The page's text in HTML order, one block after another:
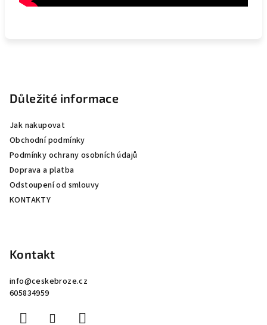
Důležité informace
Jak nakupovat
Obchodní podmínky
Podmínky ochrany osobních údajů
Doprava a platba
Odstoupení od smlouvy
KONTAKTY
Kontakt
info@ceskebroze.cz
605834959